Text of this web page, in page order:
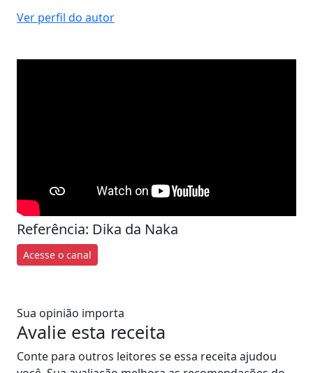
Ver perfil do autor
Referência: Dika da Naka
Acesse o canal
Sua opinião importa
Avalie esta receita
Conte para outros leitores se essa receita ajudou